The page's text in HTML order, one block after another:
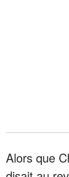
Alors que